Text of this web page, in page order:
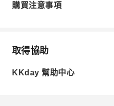
購買注意事項
取得協助
KKday 幫助中心